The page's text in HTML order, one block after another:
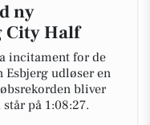
ny
City Half
incitament for de
Esbjerg udløser en
bliver
på 1:08:27.